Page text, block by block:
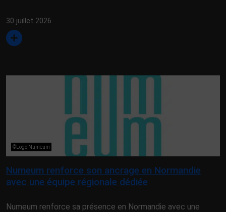
30 juillet 2026
©Logo Numeum
Numeum renforce son ancrage en Normandie
avec une équipe régionale dédiée
Numeum renforce sa présence en Normandie avec une